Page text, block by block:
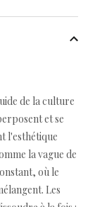
de la culture
et se
l'esthétique
la vague de
où le
Les